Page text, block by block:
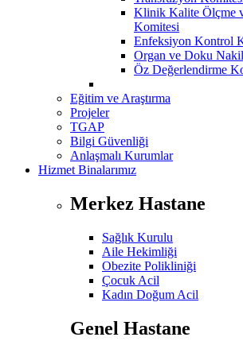
Klinik Kalite Ölçme
Komitesi
Enfeksiyon Kontrol
Organ ve Doku
Öz Değerlendirme
Eğitim ve Araştırma
Projeler
TGAP
Bilgi Güvenliği
Anlaşmalı Kurumlar
Hizmet Binalarımız
Merkez Hastane
Sağlık Kurulu
Aile Hekimliği
Obezite Polikliniği
Çocuk Acil
Kadın Doğum Acil
Genel Hastane